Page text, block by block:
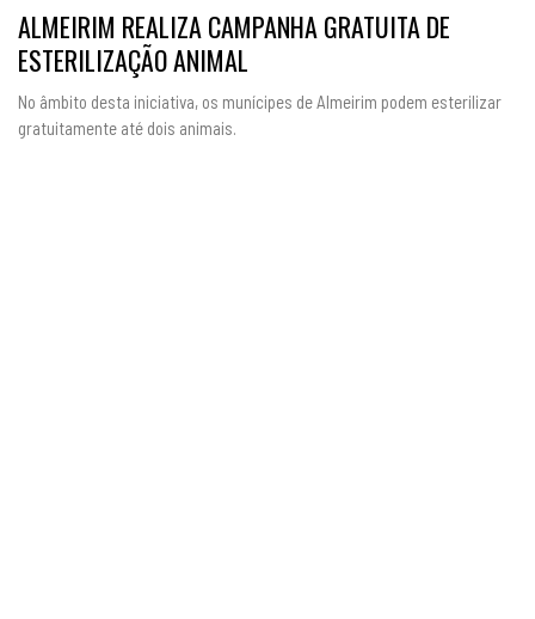
ALMEIRIM REALIZA CAMPANHA GRATUITA DE
ESTERILIZAÇÃO ANIMAL
No âmbito desta iniciativa, os munícipes de Almeirim podem esterilizar
gratuitamente até dois animais.